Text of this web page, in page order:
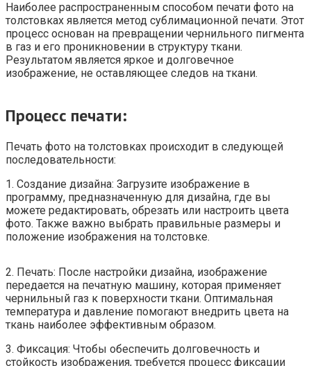
Наиболее распространенным способом печати фото на
толстовках является метод сублимационной печати. Этот
процесс основан на превращении чернильного пигмента
в газ и его проникновении в структуру ткани.
Результатом является яркое и долговечное
изображение, не оставляющее следов на ткани.
Процесс печати:
Печать фото на толстовках происходит в следующей
последовательности:
1. Создание дизайна: Загрузите изображение в
программу, предназначенную для дизайна, где вы
можете редактировать, обрезать или настроить цвета
фото. Также важно выбрать правильные размеры и
положение изображения на толстовке.
2. Печать: После настройки дизайна, изображение
передается на печатную машину, которая применяет
чернильный газ к поверхности ткани. Оптимальная
температура и давление помогают внедрить цвета на
ткань наиболее эффективным образом.
3. Фиксация: Чтобы обеспечить долговечность и
стойкость изображения, требуется процесс фиксации